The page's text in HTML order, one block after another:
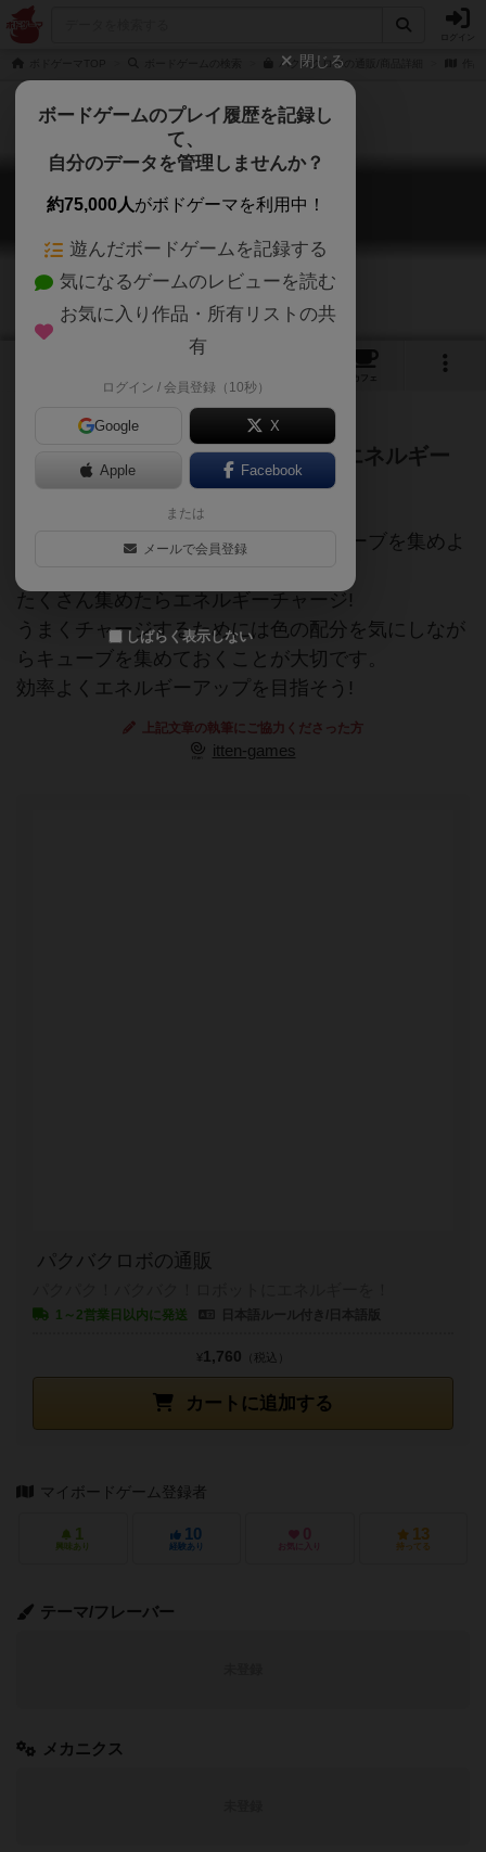
パクバクロボの通販/商品詳細
パクバク ロボ
Pack-Back Robot
カフェ
パクパク！バクバク！ロボットにエネルギー
を！
ロボットを前進させてエネルギーキューブを集めよ
たくさん集めたらエネルギーチャージ!
うまくチャージするためには色の配分を気にしなが
らキューブを集めておくことが大切です。
効率よくエネルギーアップを目指そう!
上記文章の執筆にご協力くださった方
itten-games
パクバクロボの通販
1～2営業日以内に発送
カートに追加する
¥1,760 （税込）
マイボードゲーム登録者
1
興味あり
10
経験あり
0
お気に入り
13
持ってる
テーマ/フレーバー
メカニクス
閉じる
ボードゲームのプレイ履歴を記録し
て、
自分のデータを管理しませんか？
約75,000人がボドゲーマを利用中！
遊んだボードゲームを記録する
気になるゲームのレビューを読む
お気に入り作品・所有リストの共
有
ログイン / 会員登録（10秒）
Google X
Apple Facebook
または
メールで会員登録
しばらく表示しない